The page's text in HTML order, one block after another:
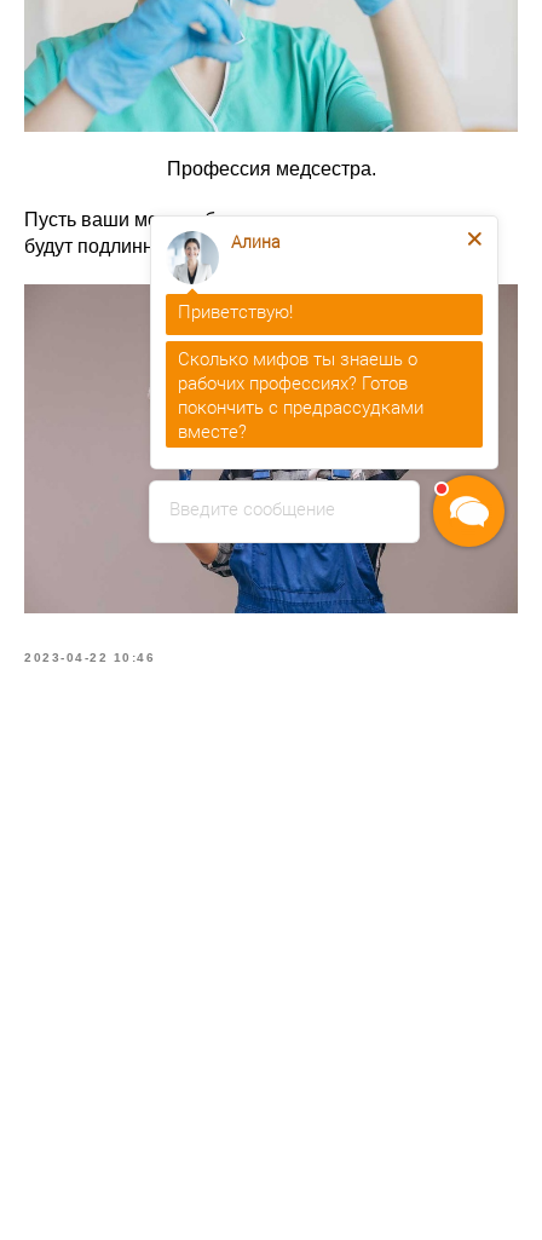
Профессия медсестра.
Пусть ваши мечты сбываются, а ваши документы
будут подлинными
2023-04-22 10:46
Введите сообщение
Алина
Приветствую!
Сколько мифов ты знаешь о
рабочих профессиях? Готов
покончить с предрассудками
вместе?
Алинапечатает...